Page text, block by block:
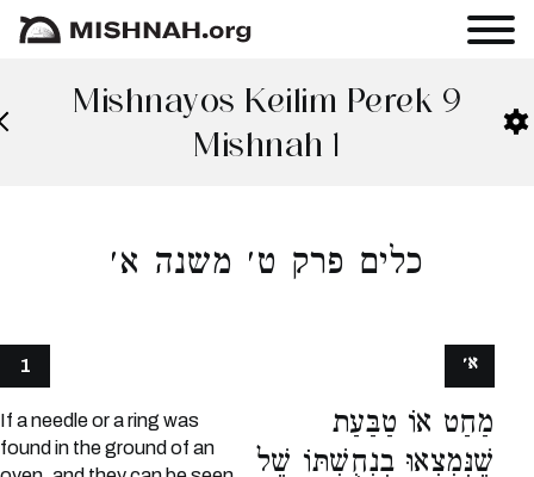
Mishnayos Keilim Perek 9
Mishnah 1
כלים פרק ט׳ משנה א׳
1
If a needle or a ring was
found in the ground of an
מַחַט אוֹ טַבַּעַת
שֶׁנִּמְצְאוּ בִנְחֻשְׁתּוֹ שֶׁל
א׳